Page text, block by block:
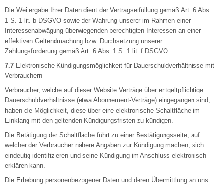
Die Weitergabe Ihrer Daten dient der Vertragserfüllung gemäß Art. 6 Abs.
1 S. 1 lit. b DSGVO sowie der Wahrung unserer im Rahmen einer
Interessenabwägung überwiegenden berechtigten Interessen an einer
effektiven Geltendmachung bzw. Durchsetzung unserer
Zahlungsforderung gemäß Art. 6 Abs. 1 S. 1 lit. f DSGVO.
7.7 Elektronische Kündigungsmöglichkeit für Dauerschuldverhältnisse mit
Verbrauchern
Verbraucher, welche auf dieser Website Verträge über entgeltpflichtige
Dauerschuldverhältnisse (etwa Abonnement-Verträge) eingegangen sind,
haben die Möglichkeit, diese über eine elektronische Schaltfläche im
Einklang mit den geltenden Kündigungsfristen zu kündigen.
Die Betätigung der Schaltfläche führt zu einer Bestätigungsseite, auf
welcher der Verbraucher nähere Angaben zur Kündigung machen, sich
eindeutig identifizieren und seine Kündigung im Anschluss elektronisch
erklären kann.
Die Erhebung personenbezogener Daten und deren Übermittlung an uns